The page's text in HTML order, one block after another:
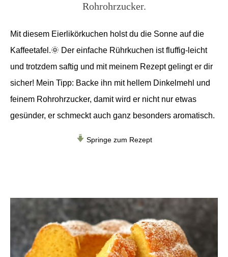
Rohrohrzucker.
Mit diesem Eierlikörkuchen holst du die Sonne auf die
Kaffeetafel.🌞 Der einfache Rührkuchen ist fluffig-leicht
und trotzdem saftig und mit meinem Rezept gelingt er dir
sicher! Mein Tipp: Backe ihn mit hellem Dinkelmehl und
feinem Rohrohrzucker, damit wird er nicht nur etwas
gesünder, er schmeckt auch ganz besonders aromatisch.
Springe zum Rezept